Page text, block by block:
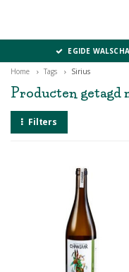
EGIDE
Home Tags Sirius
Producten getagd
Filters